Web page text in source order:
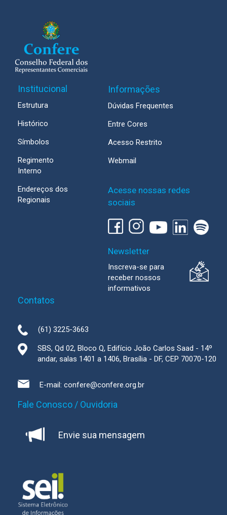
Institucional
Estrutura
Histórico
Símbolos
Regimento
Interno
Endereços dos
Regionais
Informações
Dúvidas Frequentes
Entre Cores
Acesso Restrito
Webmail
Acesse nossas redes
sociais
Newsletter
Inscreva-se para
receber nossos
informativos
Contatos
(61) 3225-3663
SBS, Qd 02, Bloco Q, Edifício João Carlos Saad - 14º
andar, salas 1401 a 1406, Brasília - DF, CEP 70070-120
E-mail: confere@confere.org.br
Fale Conosco / Ouvidoria
Envie sua mensagem